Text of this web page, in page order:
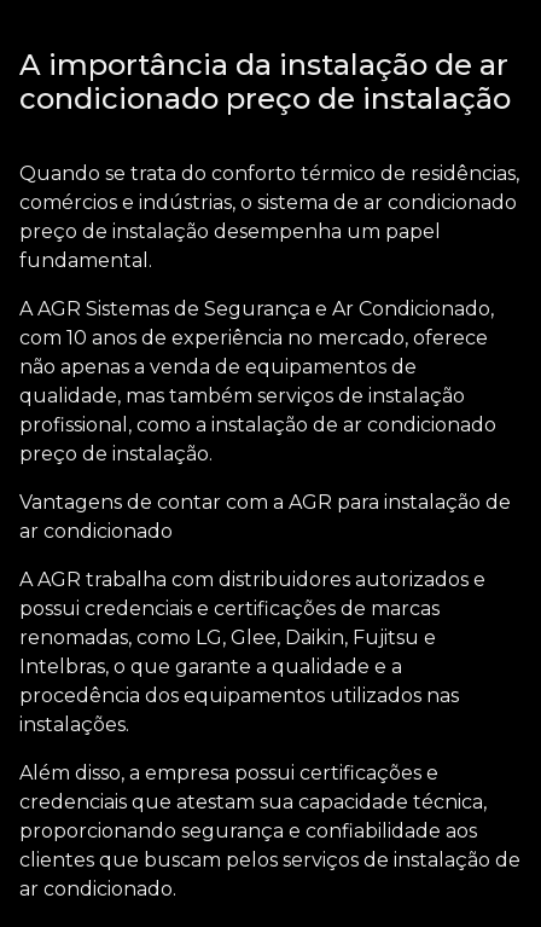
A importância da instalação de ar
condicionado preço de instalação
Quando se trata do conforto térmico de residências,
comércios e indústrias, o sistema de ar condicionado
preço de instalação desempenha um papel
fundamental.
A AGR Sistemas de Segurança e Ar Condicionado,
com 10 anos de experiência no mercado, oferece
não apenas a venda de equipamentos de
qualidade, mas também serviços de instalação
profissional, como a instalação de ar condicionado
preço de instalação.
Vantagens de contar com a AGR para instalação de
ar condicionado
A AGR trabalha com distribuidores autorizados e
possui credenciais e certificações de marcas
renomadas, como LG, Glee, Daikin, Fujitsu e
Intelbras, o que garante a qualidade e a
procedência dos equipamentos utilizados nas
instalações.
Além disso, a empresa possui certificações e
credenciais que atestam sua capacidade técnica,
proporcionando segurança e confiabilidade aos
clientes que buscam pelos serviços de instalação de
ar condicionado.